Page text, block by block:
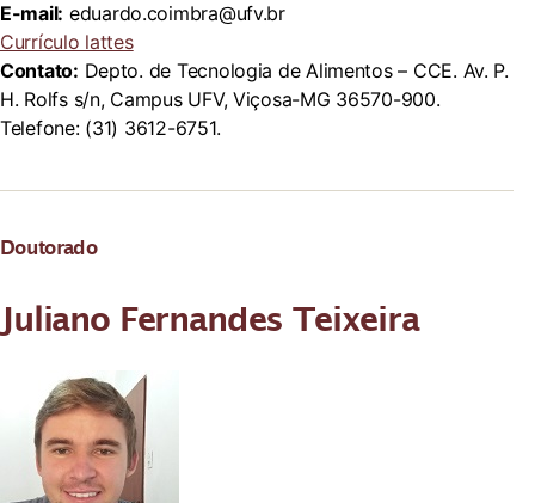
E-mail: eduardo.coimbra@ufv.br
Currículo lattes
Contato: Depto. de Tecnologia de Alimentos – CCE. Av. P.
H. Rolfs s/n, Campus UFV, Viçosa-MG 36570-900.
Telefone: (31) 3612-6751.
Doutorado
Juliano Fernandes Teixeira